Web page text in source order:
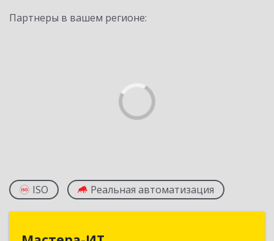
Партнеры в вашем регионе:
ISO Реальная автоматизация